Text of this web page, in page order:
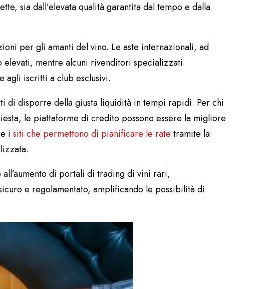
sia dall’elevata qualità garantita dal tempo e dalla
per gli amanti del vino. Le aste internazionali, ad
mentre alcuni rivenditori specializzati
agli iscritti a club esclusivi.
di disporre della giusta liquidità in tempi rapidi. Per chi
le piattaforme di credito possono essere la migliore
i siti che permettono di pianificare le rate tramite la
di portali di trading di vini rari,
e regolamentato, amplificando le possibilità di